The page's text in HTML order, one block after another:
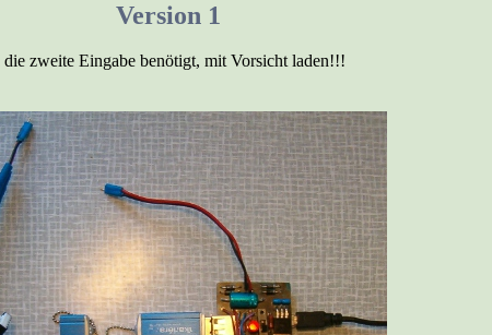
Version 1
zweite Eingabe benötigt, mit Vorsicht laden!!!